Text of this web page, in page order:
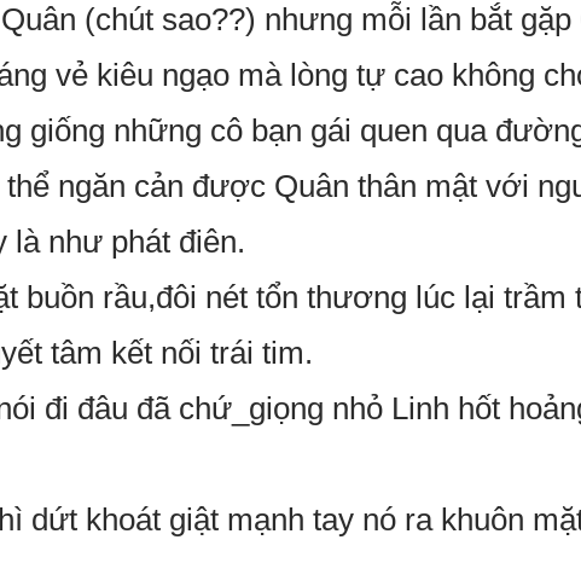
(chút sao??) nhưng mỗi lần bắt gặp
vẻ kiêu ngạo mà lòng tự cao không
giống những cô bạn gái quen qua
ngăn cản được Quân thân mật với
là như phát điên.
buồn rầu,đôi nét tổn thương lúc lại trầm
tâm kết nối trái tim.
đi đâu đã chứ_giọng nhỏ Linh hốt
dứt khoát giật mạnh tay nó ra khuôn